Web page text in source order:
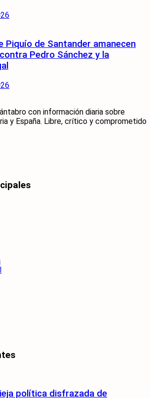
Piquío de Santander amanecen
Pedro Sánchez y la
con información diaria sobre
y España. Libre, crítico y comprometido
política disfrazada de